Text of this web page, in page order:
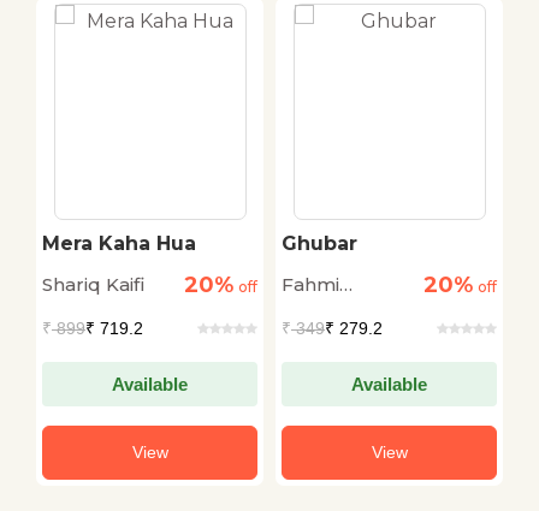
Mera Kaha Hua
Shariq Kaifi
20% off
₹899₹ 719.2
Available
View
Ghubar
Fahmi
20% off
₹349₹ 279.2
Available
View